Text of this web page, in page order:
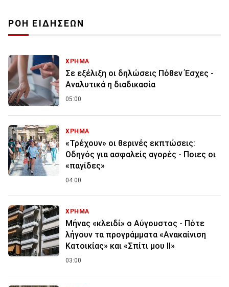
ΡΟΗ ΕΙΔΗΣΕΩΝ
ΧΡΗΜΑ
Σε εξέλιξη οι δηλώσεις Πόθεν Έσχες -
Αναλυτικά η διαδικασία
05:00
ΧΡΗΜΑ
«Τρέχουν» οι θερινές εκπτώσεις:
Οδηγός για ασφαλείς αγορές - Ποιες οι
«παγίδες»
04:00
ΧΡΗΜΑ
Μήνας «κλειδί» ο Αύγουστος - Πότε
λήγουν τα προγράμματα «Ανακαίνιση
Κατοικίας» και «Σπίτι μου ΙΙ»
03:00